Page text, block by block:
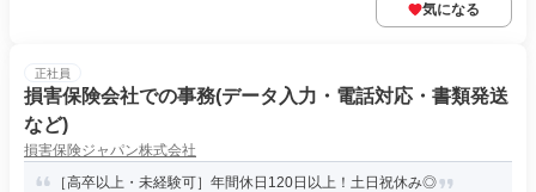
気になる
正社員
損害保険会社での事務(データ入力・電話対応・書類発送
など)
損害保険ジャパン株式会社
［高卒以上・未経験可］年間休日120日以上！土日祝休み◎